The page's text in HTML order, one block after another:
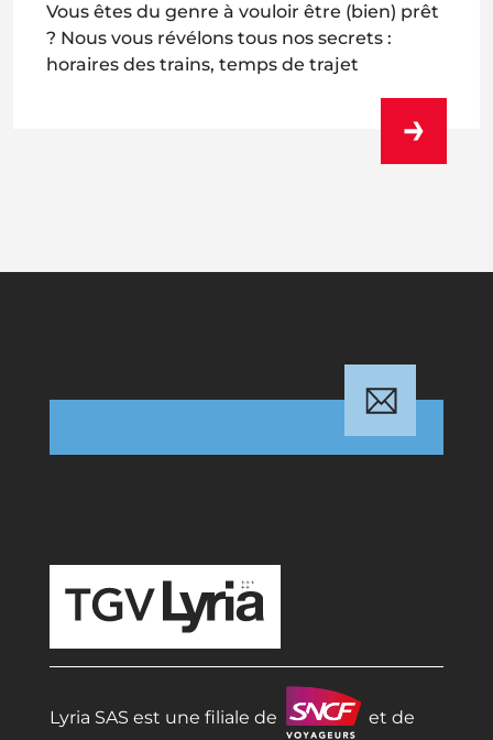
Vous êtes du genre à vouloir être (bien) prêt
? Nous vous révélons tous nos secrets :
horaires des trains, temps de trajet
Lyria SAS est une filiale de et de